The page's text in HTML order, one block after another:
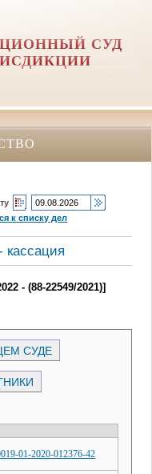
СУД
к списку дел
кассация
- (88-22549/2021)]
СУДЕ
01-2020-012376-42